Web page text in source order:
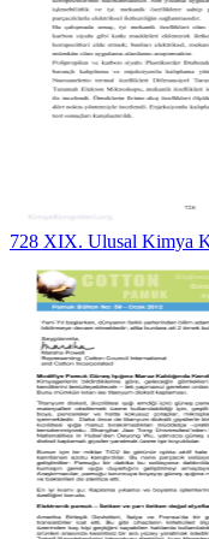
728 XIX. Ulusal Kimya